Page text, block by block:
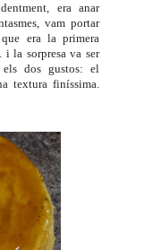
era anar
vam portar
era la primera
i la sorpresa va ser
dos gustos: el
textura finíssima.